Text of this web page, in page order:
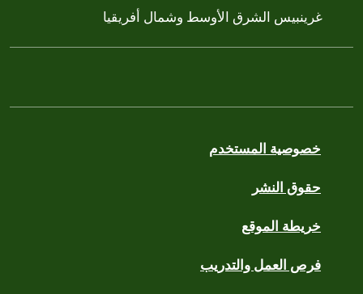
خصوصية المستخدم
حقوق النشر
خريطة الموقع
فرص العمل والتدريب